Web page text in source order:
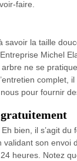
faire.
savoir la taille
Michel
ne se
complet,
pour fournir
gratuitement
bien, il s’agit du
son envoi
heures. Notez